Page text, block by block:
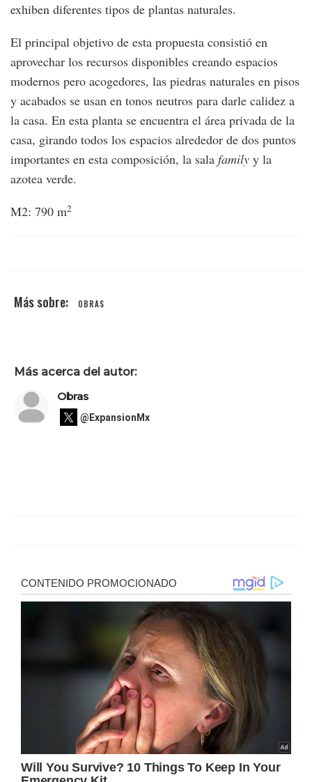
exhiben diferentes tipos de plantas naturales.
El principal objetivo de esta propuesta consistió en
aprovechar los recursos disponibles creando espacios
modernos pero acogedores, las piedras naturales en pisos
y acabados se usan en tonos neutros para darle calidez a
la casa. En esta planta se encuentra el área privada de la
casa, girando todos los espacios alrededor de dos puntos
importantes en esta composición, la sala family y la
azotea verde.
M2: 790 m2
OBRAS
Más acerca del autor:
Obras
@ExpansionMx